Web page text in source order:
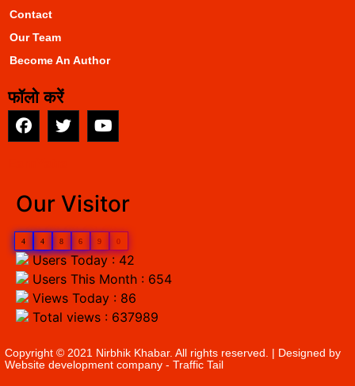
Contact
Our Team
Become An Author
फॉलो करें
Our Visitor
4 4 8 6 9 0
Users Today : 42
Users This Month : 654
Views Today : 86
Total views : 637989
Copyright © 2021 Nirbhik Khabar. All rights reserved. | Designed by
Website development company - Traffic Tail